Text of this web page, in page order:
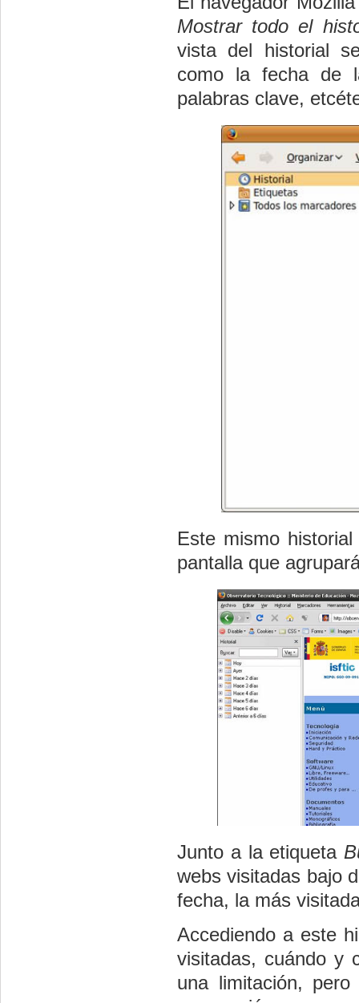
Mostrar todo el
vista del historial
como la fecha de
palabras clave,
Este mismo
pantalla que
Junto a la etiqueta
webs visitadas bajo
fecha, la más
Accediendo a este
visitadas, cuándo y
una limitación,